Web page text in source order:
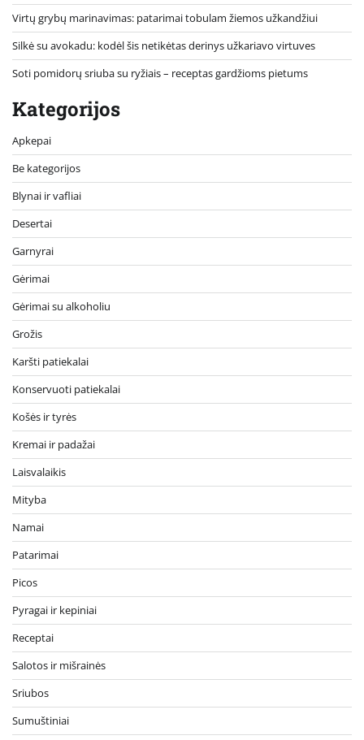
Virtų grybų marinavimas: patarimai tobulam žiemos užkandžiui
Silkė su avokadu: kodėl šis netikėtas derinys užkariavo virtuves
Soti pomidorų sriuba su ryžiais – receptas gardžioms pietums
Kategorijos
Apkepai
Be kategorijos
Blynai ir vafliai
Desertai
Garnyrai
Gėrimai
Gėrimai su alkoholiu
Grožis
Karšti patiekalai
Konservuoti patiekalai
Košės ir tyrės
Kremai ir padažai
Laisvalaikis
Mityba
Namai
Patarimai
Picos
Pyragai ir kepiniai
Receptai
Salotos ir mišrainės
Sriubos
Sumuštiniai